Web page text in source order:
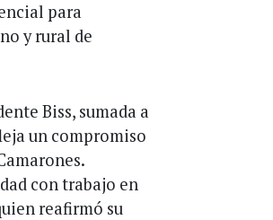
para
y rural de
Biss, sumada a
un compromiso
con trabajo en
reafirmó su